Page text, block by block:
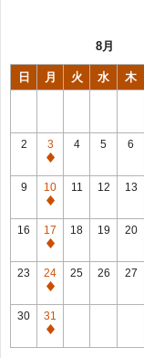
8月
日 月 火 水 木
2
3
休
館
日
4 5 6
9
10
休
館
日
11 12 13
16
17
休
館
日
18 19 20
23
24
休
館
日
25 26 27
30
31
休